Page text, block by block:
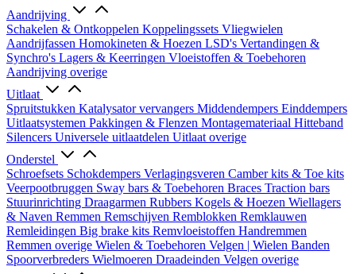
Aandrijving
Schakelen & Ontkoppelen Koppelingssets Vliegwielen
Aandrijfassen Homokineten & Hoezen LSD's Vertandingen &
Synchro's Lagers & Keerringen Vloeistoffen & Toebehoren
Aandrijving overige
Uitlaat
Spruitstukken Katalysator vervangers Middendempers Einddempers
Uitlaatsystemen Pakkingen & Flenzen Montagemateriaal Hitteband
Silencers Universele uitlaatdelen Uitlaat overige
Onderstel
Schroefsets Schokdempers Verlagingsveren Camber kits & Toe kits
Veerpootbruggen Sway bars & Toebehoren Braces Traction bars
Stuurinrichting Draagarmen Rubbers Kogels & Hoezen Wiellagers
& Naven Remmen Remschijven Remblokken Remklauwen
Remleidingen Big brake kits Remvloeistoffen Handremmen
Remmen overige Wielen & Toebehoren Velgen | Wielen Banden
Spoorverbreders Wielmoeren Draadeinden Velgen overige